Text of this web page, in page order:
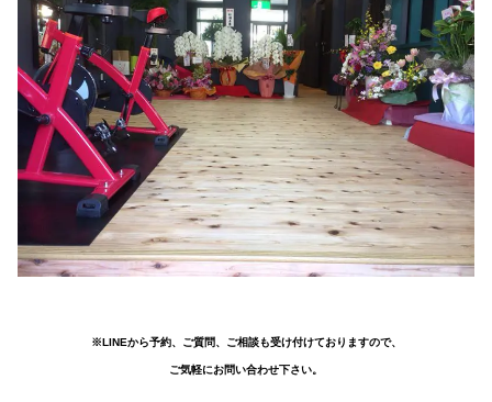
※LINEから予約、ご質問、ご相談も受け付けておりますので、
ご気軽にお問い合わせ下さい。